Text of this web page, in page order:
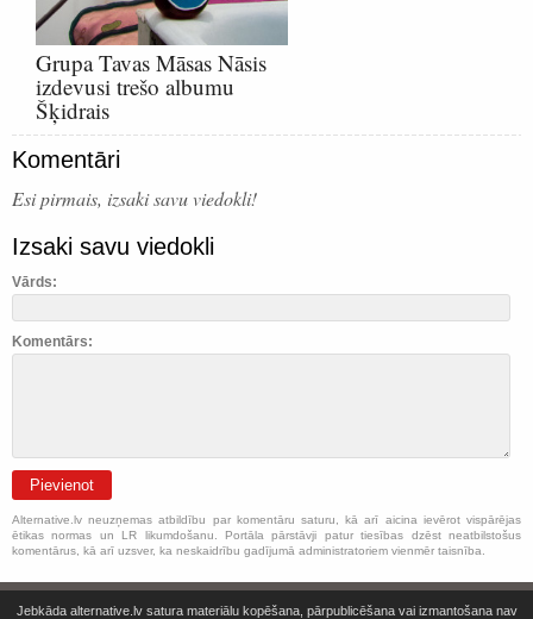
Grupa Tavas Māsas Nāsis
izdevusi trešo albumu
Šķidrais
Komentāri
Esi pirmais, izsaki savu viedokli!
Izsaki savu viedokli
Vārds:
Komentārs:
Pievienot
Alternative.lv neuzņemas atbildību par komentāru saturu, kā arī aicina ievērot vispārējas
ētikas normas un LR likumdošanu. Portāla pārstāvji patur tiesības dzēst neatbilstošus
komentārus, kā arī uzsver, ka neskaidrību gadījumā administratoriem vienmēr taisnība.
Jebkāda alternative.lv satura materiālu kopēšana, pārpublicēšana vai izmantošana nav